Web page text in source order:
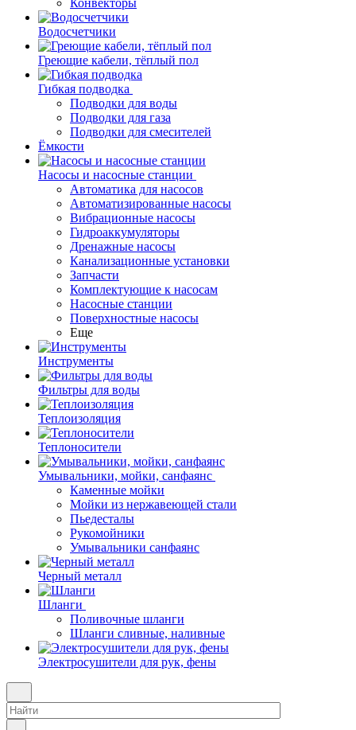
Конвекторы
Водосчетчики
Греющие кабели, тёплый пол
Гибкая подводка
Подводки для воды
Подводки для газа
Подводки для смесителей
Ёмкости
Насосы и насосные станции
Автоматика для насосов
Автоматизированные насосы
Вибрационные насосы
Гидроаккумуляторы
Дренажные насосы
Канализационные установки
Запчасти
Комплектующие к насосам
Насосные станции
Поверхностные насосы
Еще
Инструменты
Фильтры для воды
Теплоизоляция
Теплоносители
Умывальники, мойки, санфаянс
Каменные мойки
Мойки из нержавеющей стали
Пьедесталы
Рукомойники
Умывальники санфаянс
Черный металл
Шланги
Поливочные шланги
Шланги сливные, наливные
Электросушители для рук, фены